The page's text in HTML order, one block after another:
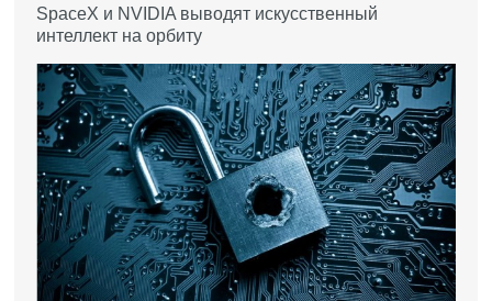
SpaceX и NVIDIA выводят искусственный
интеллект на орбиту